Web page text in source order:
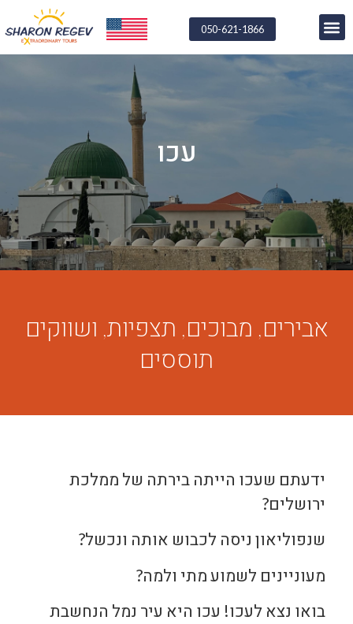
050-621-1866
עכו
אבירים, מבוכים, תצפיות, ושווקים
תוססים
ידעתם שעכו הייתה בירתה של ממלכת
ירושלים?
שנפוליאון ניסה לכבוש אותה ונכשל?
מעוניינים לשמוע מתי ולמה?
בואו נצא לעכו! עכו היא עיר נמל הנחשבת